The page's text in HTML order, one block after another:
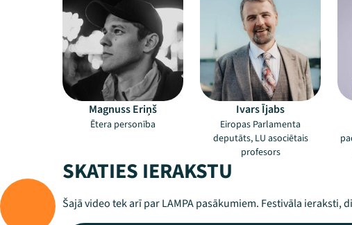
Magnuss Eriņš
Ētera personība
Ivars Ījabs
Eiropas Parlamenta
deputāts, LU asociētais
profesors
SKATIES IERAKSTU
Šajā video tek arī par LAMPA pasākumiem. Festivāla ieraksti,